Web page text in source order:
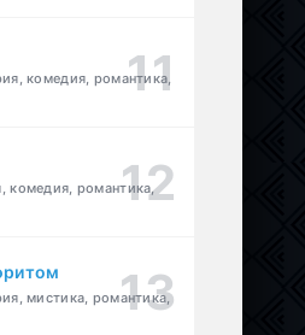
комедия, романтика,
комедия, романтика,
мистика, романтика,